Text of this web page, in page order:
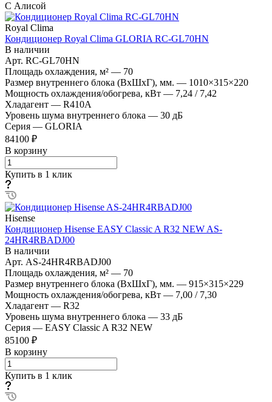
С Алисой
Royal Clima
Кондиционер Royal Clima GLORIA RC-GL70HN
В наличии
Арт. RC-GL70HN
Площадь охлаждения, м² — 70
Размер внутреннего блока (ВхШхГ), мм. — 1010×315×220
Мощность охлаждения/обогрева, кВт — 7,24 / 7,42
Хладагент — R410A
Уровень шума внутреннего блока — 30 дБ
Серия — GLORIA
84100 ₽
В корзину
Купить в 1 клик
Hisense
Кондиционер Hisense EASY Classic A R32 NEW AS-
24HR4RBADJ00
В наличии
Арт. AS-24HR4RBADJ00
Площадь охлаждения, м² — 70
Размер внутреннего блока (ВхШхГ), мм. — 915×315×229
Мощность охлаждения/обогрева, кВт — 7,00 / 7,30
Хладагент — R32
Уровень шума внутреннего блока — 33 дБ
Серия — EASY Classic A R32 NEW
85100 ₽
В корзину
Купить в 1 клик